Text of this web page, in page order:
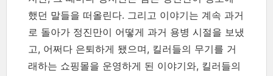
했던 말들을 떠올린다. 그리고 이야기는 계속 과거
로 돌아가 정진만이 어떻게 과거 용병 시절을 보냈
고, 어쩌다 은퇴하게 됐으며, 킬러들의 무기를 거
래하는 쇼핑몰을 운영하게 된 이야기와, 킬러들의